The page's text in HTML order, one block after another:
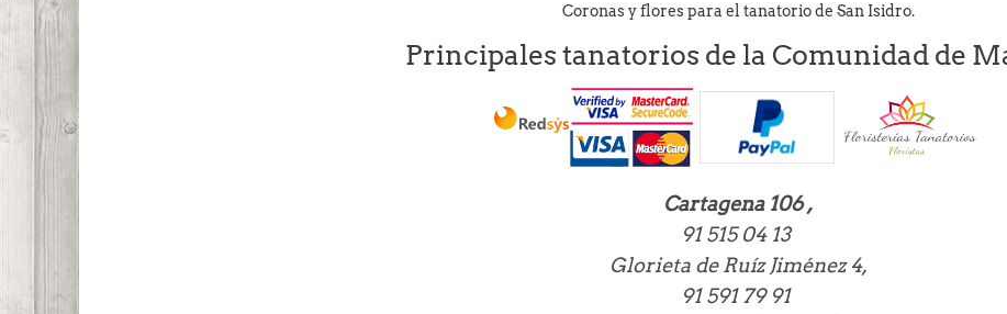
Coronas y flores para el tanatorio de San Isidro.
Principales tanatorios de la Comunidad de
Cartagena 106 ,
91 515 04 13
Glorieta de Ruíz Jiménez 4,
91 591 79 91